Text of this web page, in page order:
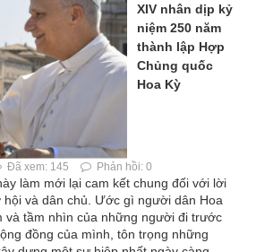
XIV nhân dịp kỷ
niệm 250 năm
thành lập Hợp
Chủng quốc
Hoa Kỳ
Đã xem: 145 Phản hồi: 0
làm mới lại cam kết chung đối với lời
và dân chủ. Ước gì người dân Hoa
và tầm nhìn của những người đi trước
đồng của mình, tôn trọng những